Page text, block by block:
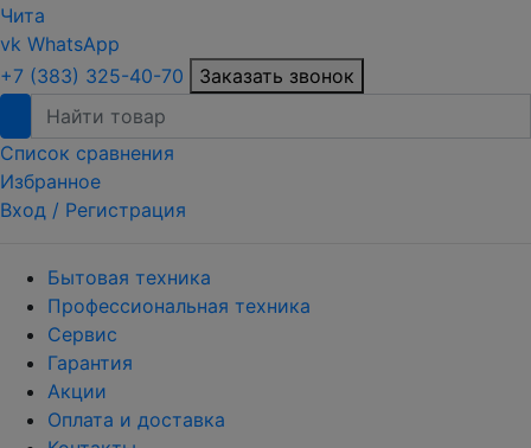
Чита
vk WhatsApp
+7 (383) 325-40-70
Заказать звонок
Список сравнения
Избранное
Вход / Регистрация
Бытовая техника
Профессиональная техника
Сервис
Гарантия
Акции
Оплата и доставка